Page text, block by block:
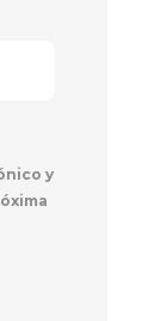
y